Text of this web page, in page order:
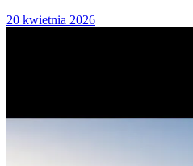
20 kwietnia 2026